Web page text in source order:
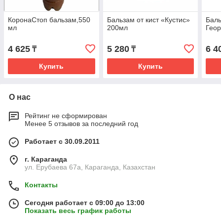
КоронаСтоп бальзам,550
мл
4 625 ₸
Купить
Бальзам от кист «Кустис»
200мл
5 280₸
Купить
6
О нас
Рейтинг не сформирован
Менее 5 отзывов за последний год
Работает с 30.09.2011
г. Караганда
ул. Ерубаева 67а, Караганда, Казахстан
Контакты
Сегодня работает с 09:00 до 13:00
Показать весь график работы